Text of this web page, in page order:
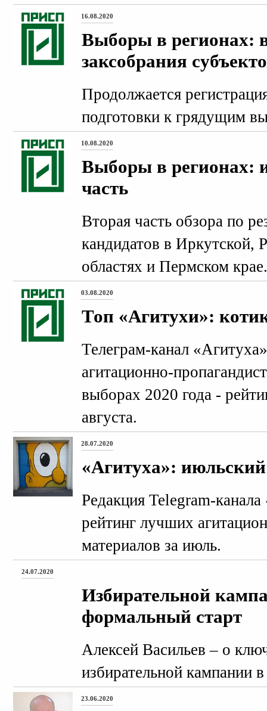
16.08.2020
Выборы в регионах:
заксобрания
Продолжается
подготовки к грядущим
10.08.2020
Выборы в регионах:
часть
Вторая часть обзора по
кандидатов в Иркутской,
областях и Пермском крае.
03.08.2020
Топ «Агитухи»:
Телеграм-канал
агитационно-
выборах 2020 года -
августа.
28.07.2020
«Агитуха»:
Редакция Telegram-
рейтинг лучших
материалов за июль.
24.07.2020
Избирательной
формальный старт
Алексей Васильев – о
избирательной кампании
23.06.2020